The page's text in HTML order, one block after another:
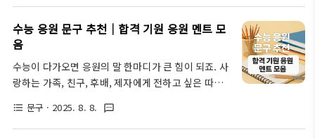
층 살려줄 센스 있는 송년 인사말 모음. 상황별로 정리
해 드릴 테니 복사해서 바로 쓰셔도 좋아요. 송년회 자
리에서 당신의 말 한마디가 누군가에게 큰 위로와 감
신년 인사 문구 모음2026년 병오년 새해가 다가왔어
요. 새로운 해를 맞이할 때면 가족, 친구, 직장 동료, 그
리고 거래처에 어떤 인사말을 전해야 할지 고민될 때
수능 응원 문구 추천｜합격 기원 응원 멘트 모
음
수능이 다가오면 응원의 말 한마디가 큰 힘이 되죠. 사
랑하는 가족, 친구, 후배, 제자에게 전하고 싶은 따뜻
양한 상황에 맞춰 사용할 수 있는 수능 응원 문구를 준
비했어요. 감동을 전할 수 있는 진심 어린 인사말부터,
format_list_bulleted 문구 · 2025. 8. 8. textsms